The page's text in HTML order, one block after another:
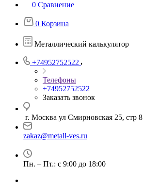
0 Сравнение
0 Корзина
Металлический калькулятор
+74952752522
Телефоны
+74952752522
Заказать звонок
г. Москва ул Смирновская 25, стр 8
zakaz@metall-ves.ru
Пн. – Пт.: с 9:00 до 18:00